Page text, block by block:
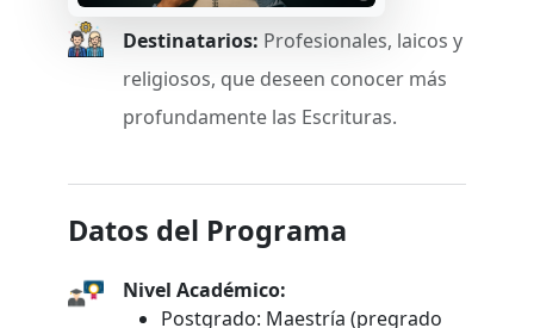
Destinatarios: Profesionales, laicos y
religiosos, que deseen conocer más
profundamente las Escrituras.
Datos del Programa
Nivel Académico:
Postgrado: Maestría (pregrado